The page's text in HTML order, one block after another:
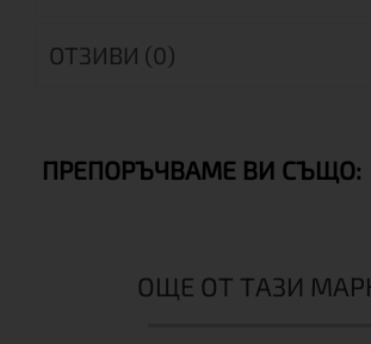
ОТЗИВИ (0)
ПРЕПОРЪЧВАМЕ ВИ СЪЩО:
ОЩЕ ОТ ТАЗИ